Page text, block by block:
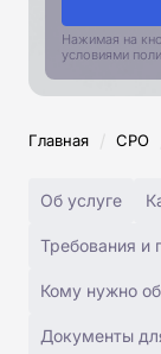
Нажимая на
условиями
Главная / СРО
Об услуге
Требования и
Кому нужно
Документы